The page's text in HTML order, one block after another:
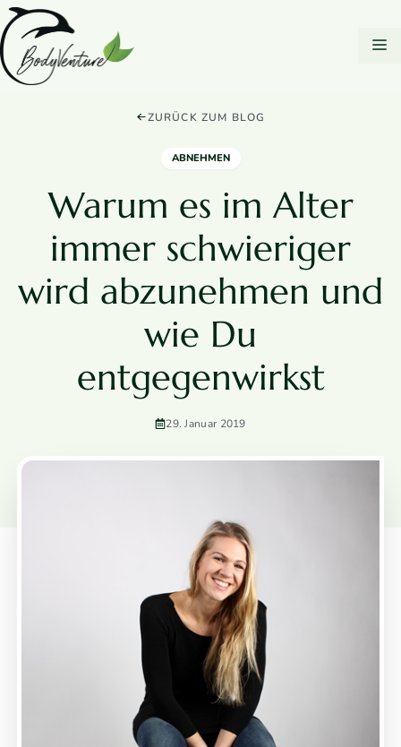
Zum
Inhalt
springen
ZURÜCK ZUM BLOG
ABNEHMEN
Warum es im Alter
immer schwieriger
wird abzunehmen und
wie Du
entgegenwirkst
29. Januar 2019
DSGVO Cookie Consent mit Real Cookie Banner